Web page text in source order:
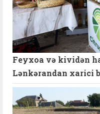
Feyxoa və kividən
Lənkərandan xarici